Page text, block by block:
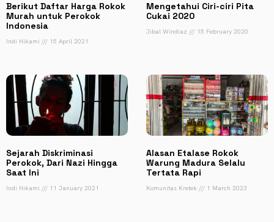
Berikut Daftar Harga Rokok
Murah untuk Perokok
Indonesia
Indi Hikami 15 April 2021
Mengetahui Ciri-ciri Pita
Cukai 2020
Jibal Windiaz 15 February 2020
Sejarah Diskriminasi
Perokok, Dari Nazi Hingga
Saat Ini
Indi Hikami 11 January 2021
Alasan Etalase Rokok
Warung Madura Selalu
Tertata Rapi
Komunitas Kretek 1 March 2023